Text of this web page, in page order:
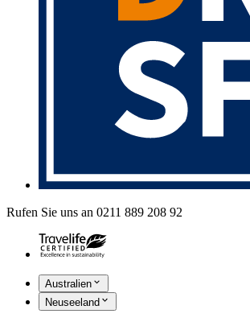
Rufen Sie uns an 0211 889 208 92
Australien
Neuseeland